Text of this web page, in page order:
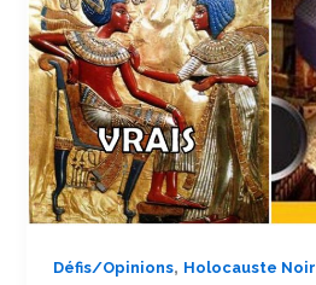
Défis/Opinions, Holocauste Noir